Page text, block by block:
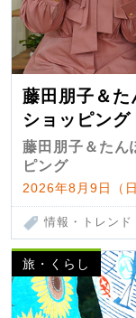
藤田朋子＆
ショッピング
藤田朋子＆た
ピング
2026年8月9日（
情報・トレンド
旅・くらし